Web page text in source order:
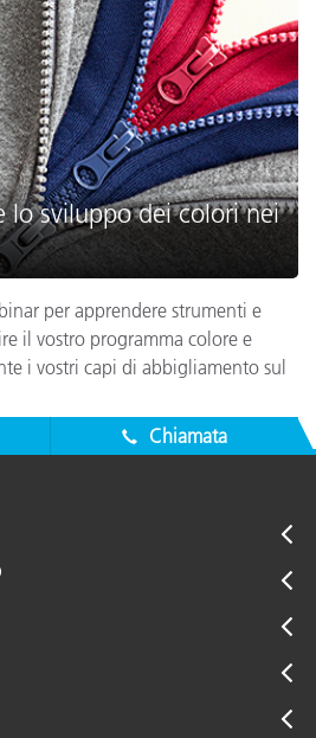
lo sviluppo dei colori nei
per apprendere strumenti e
il vostro programma colore e
i vostri capi di abbigliamento sul
Chiamata